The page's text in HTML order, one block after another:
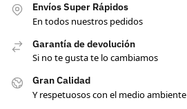
Envíos Super Rápidos
En todos nuestros pedidos
Garantía de devolución
Si no te gusta te lo cambiamos
Gran Calidad
Y respetuosos con el medio ambiente